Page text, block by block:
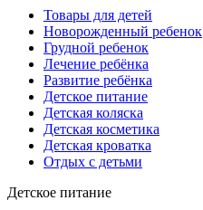
Товары для детей
Новорожденный ребенок
Грудной ребенок
Лечение ребёнка
Развитие ребёнка
Детское питание
Детская коляска
Детская косметика
Детская кроватка
Отдых с детьми
Детское питание